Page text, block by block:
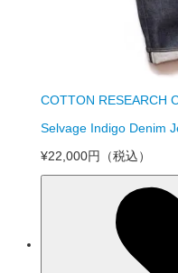
COTTON RESEARCH
Selvage Indigo Denim
¥22,000円
（税込）